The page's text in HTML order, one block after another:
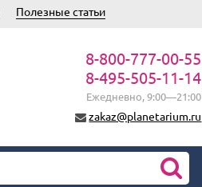
Полезные статьи
8-800-777-00-55
8-495-505-11-14
Ежедневно, 9:00—21:00
zakaz@planetarium.ru